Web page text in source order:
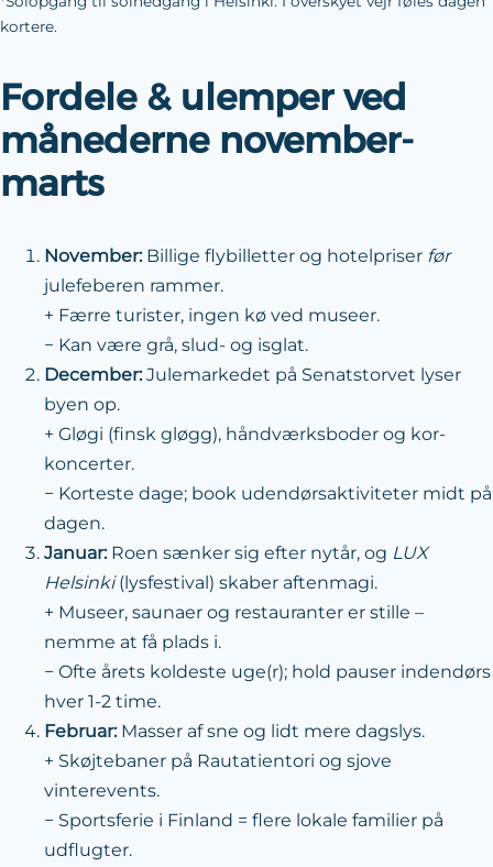
kortere.
Fordele & ulemper ved
månederne november-
marts
November:Billige flybilletter og hotelpriser før
julefeberen rammer.
+ Færre turister, ingen kø ved museer.
− Kan være grå, slud- og isglat.
December:Julemarkedet på Senatstorvet lyser
byen op.
+ Gløgi (finsk gløgg), håndværks­boder og kor-
koncerter.
− Korteste dage; book udendørs­aktiviteter midt på
dagen.
Januar:Roen sænker sig efter nytår, og LUX
Helsinki(lys­festival) skaber aftenmagi.
+ Museer, saunaer og restauranter er stille –
nemme at få plads i.
− Ofte årets koldeste uge(r); hold pauser indendørs
hver 1-2 time.
Februar:Masser af sne og lidt mere dagslys.
+ Skøjtebaner på Rautatientori og sjove
vinterevents.
− Sportsferie i Finland = flere lokale familier på
udflugter.